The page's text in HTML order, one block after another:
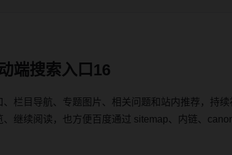
端搜索入口16
栏目导航、专题图片、相关问题和站内推荐，持续
继续阅读，也方便百度通过 sitemap、内链、